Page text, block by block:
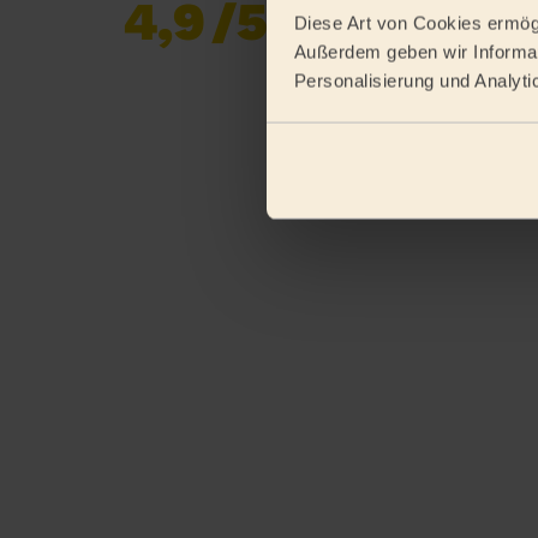
Diese Art von Cookies
Außerdem geben wir
Personalisierung und
4,9/5
Bereits 618 687
gesammelt von
eKomi